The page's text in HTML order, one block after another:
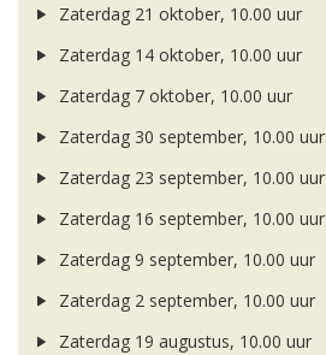
Zaterdag 21 oktober, 10.00 uur
Zaterdag 14 oktober, 10.00 uur
Zaterdag 7 oktober, 10.00 uur
Zaterdag 30 september, 10.00 uur
Zaterdag 23 september, 10.00 uur
Zaterdag 16 september, 10.00 uur
Zaterdag 9 september, 10.00 uur
Zaterdag 2 september, 10.00 uur
Zaterdag 19 augustus, 10.00 uur